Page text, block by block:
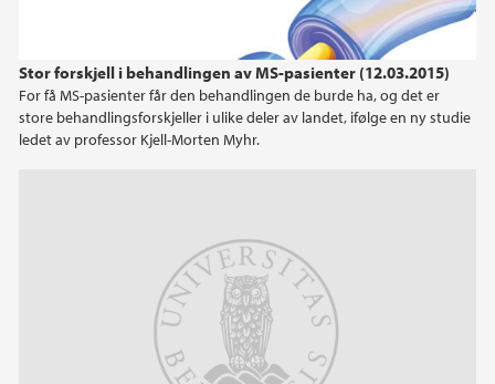
Stor forskjell i behandlingen av MS-pasienter (12.03.2015)
For få MS-pasienter får den behandlingen de burde ha, og det er
store behandlingsforskjeller i ulike deler av landet, ifølge en ny studie
ledet av professor Kjell-Morten Myhr.